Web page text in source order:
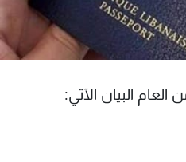
العام البيان الآتي: